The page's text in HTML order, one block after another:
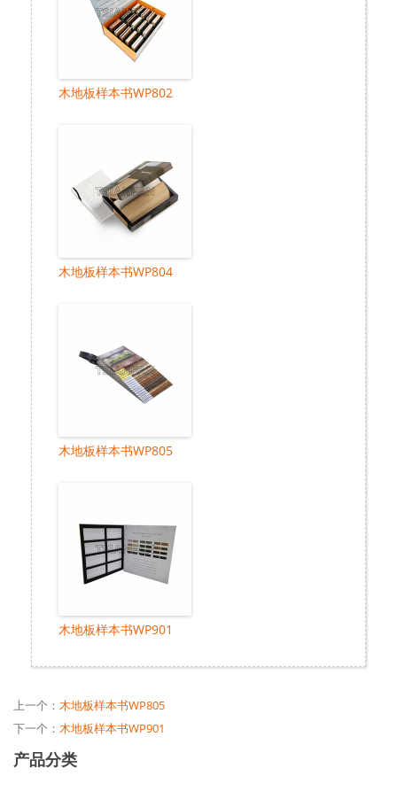
木地板样本书WP802
木地板样本书WP804
木地板样本书WP805
木地板样本书WP901
上一个： 木地板样本书WP805
下一个： 木地板样本书WP901
产品分类